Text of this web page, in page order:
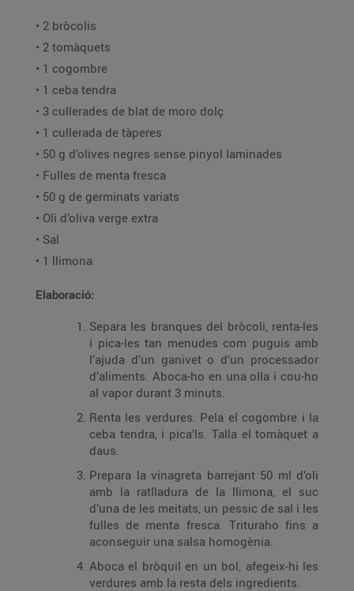
• 2 bròcolis
• 2 tomàquets
• 1 cogombre
• 1 ceba tendra
• 3 cullerades de blat de moro dolç
• 1 cullerada de tàperes
• 50 g d’olives negres sense pinyol laminades
• Fulles de menta fresca
• 50 g de germinats variats
• Oli d’oliva verge extra
• Sal
• 1 llimona
Elaboració:
Separa les branques del bròcoli, renta-les
i pica-les tan menudes com puguis amb
l’ajuda d’un ganivet o d’un processador
d’aliments. Aboca-ho en una olla i cou-ho
al vapor durant 3 minuts.
Renta les verdures. Pela el cogombre i la
ceba tendra, i pica’ls. Talla el tomàquet a
daus.
Prepara la vinagreta barrejant 50 ml d’oli
amb la ratlladura de la llimona, el suc
d’una de les meitats, un pessic de sal i les
fulles de menta fresca. Trituraho fins a
aconseguir una salsa homogènia.
Aboca el bròquil en un bol, afegeix-hi les
verdures amb la resta dels ingredients.